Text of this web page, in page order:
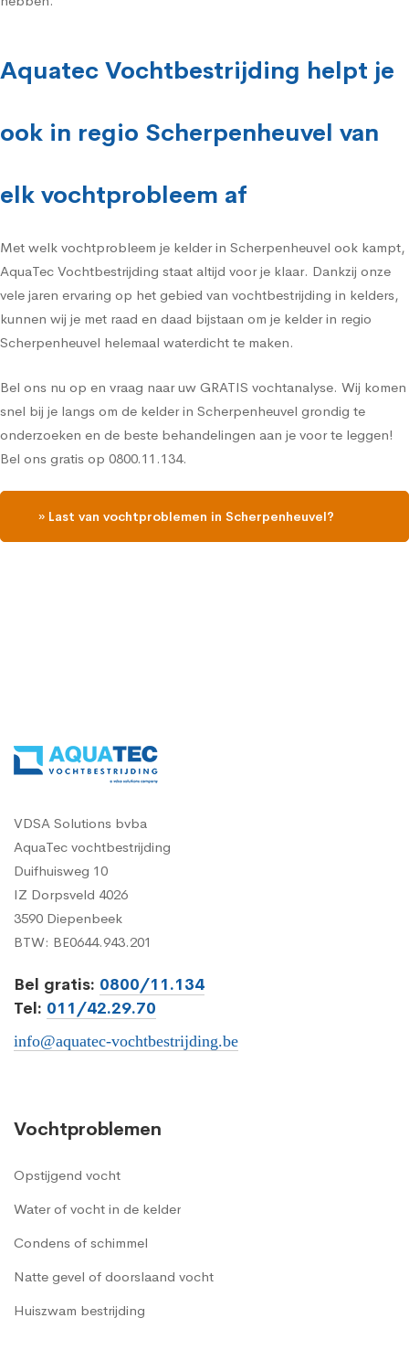
Aquatec Vochtbestrijding helpt je
ook in regio Scherpenheuvel van
elk vochtprobleem af
Met welk vochtprobleem je kelder in Scherpenheuvel ook kampt,
AquaTec Vochtbestrijding staat altijd voor je klaar. Dankzij onze
vele jaren ervaring op het gebied van vochtbestrijding in kelders,
kunnen wij je met raad en daad bijstaan om je kelder in regio
Scherpenheuvel helemaal waterdicht te maken.
Bel ons nu op en vraag naar uw GRATIS vochtanalyse. Wij komen
snel bij je langs om de kelder in Scherpenheuvel grondig te
onderzoeken en de beste behandelingen aan je voor te leggen!
Bel ons gratis op 0800.11.134.
» Last van vochtproblemen in Scherpenheuvel?
VDSA Solutions bvba
AquaTec vochtbestrijding
Duifhuisweg 10
IZ Dorpsveld 4026
3590 Diepenbeek
BTW: BE0644.943.201
Bel gratis: 0800/11.134
Tel: 011/42.29.70
info@aquatec-vochtbestrijding.be
Vochtproblemen
Opstijgend vocht
Water of vocht in de kelder
Condens of schimmel
Natte gevel of doorslaand vocht
Huiszwam bestrijding